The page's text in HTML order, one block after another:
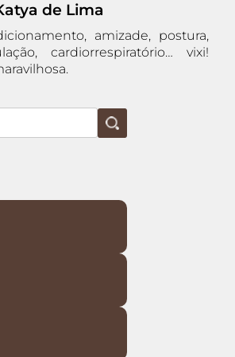
de Lima
amizade, postura,
cardiorrespiratório… vixi!